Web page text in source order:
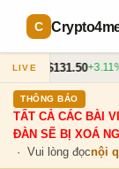
LIVE
SOL $131.50+3.11%
THÔNG BÁO
TẤT CẢ CÁC BÀI
ĐÀN SẼ BỊ XOÁ
· Vui lòng đọcnội